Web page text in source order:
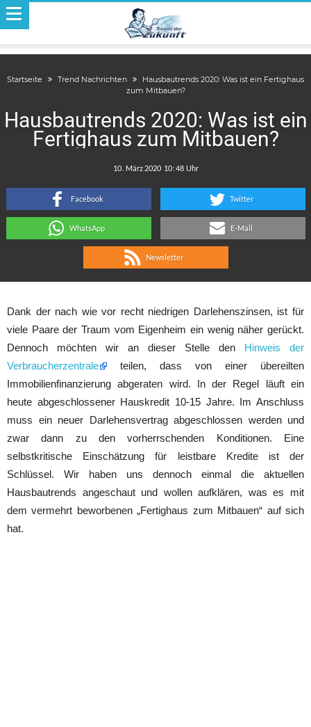
Startseite Trend Nachrichten
Hausbautrends 2020: Was ist ein Fertighaus
zum Mitbauen?
Hausbautrends 2020: Was ist ein
Fertighaus zum Mitbauen?
:
Facebook Twitter
WhatsApp E-Mail
Newsletter
Dank der nach wie vor recht niedrigen Darlehenszinsen, ist für
viele Paare der Traum vom Eigenheim ein wenig näher gerückt.
Dennoch möchten wir an dieser Stelle den Hinweis der
Verbraucherzentrale
teilen, dass von einer übereilten
Immobilienfinanzierung abgeraten wird. In der Regel läuft ein
heute abgeschlossener Hauskredit 10-15 Jahre. Im Anschluss
muss ein neuer Darlehensvertrag abgeschlossen werden und
zwar dann zu den vorherrschenden Konditionen. Eine
selbstkritische Einschätzung für leistbare Kredite ist der
Schlüssel. Wir haben uns dennoch einmal die aktuellen
Hausbautrends angeschaut und wollen aufklären, was es mit
dem vermehrt beworbenen „Fertighaus zum Mitbauen“ auf sich
hat.